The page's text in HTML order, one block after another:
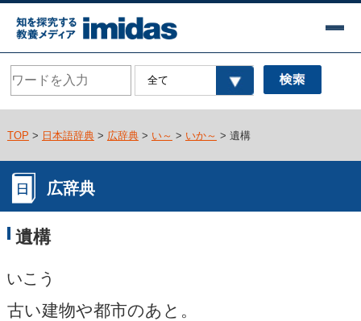
TOP > 日本語辞典> 広辞典> い～ > いか～ > 遺構
広辞典
遺構
いこう
古い建物や都市のあと。